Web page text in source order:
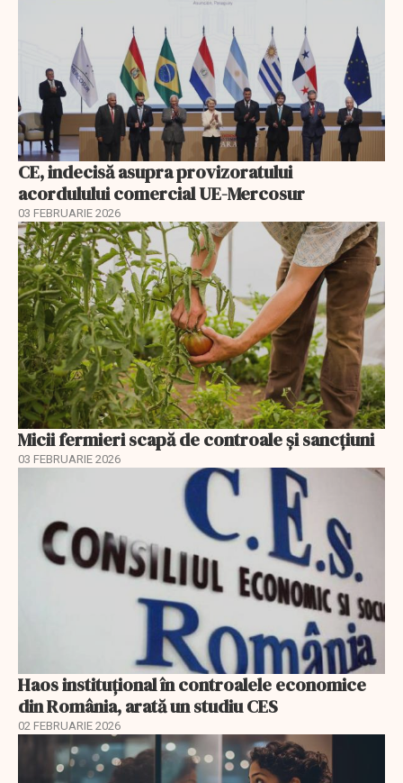
CE, indecisă asupra provizoratului
acordulului comercial UE-Mercosur
03 FEBRUARIE 2026
Micii fermieri scapă de controale și sancțiuni
03 FEBRUARIE 2026
Haos instituțional în controalele economice
din România, arată un studiu CES
02 FEBRUARIE 2026